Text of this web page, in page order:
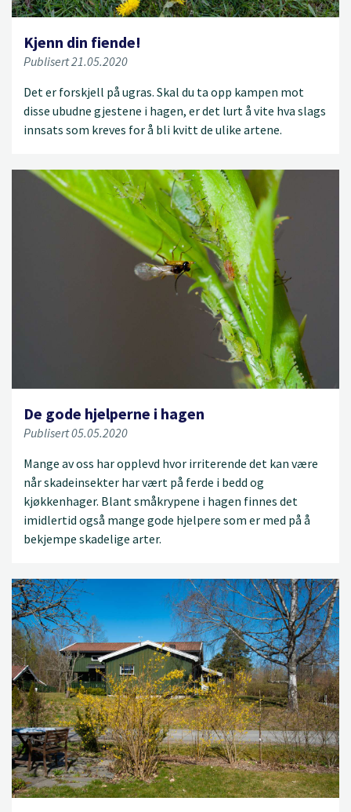
Kjenn din fiende!
Publisert 21.05.2020
Det er forskjell på ugras. Skal du ta opp kampen mot
disse ubudne gjestene i hagen, er det lurt å vite hva slags
innsats som kreves for å bli kvitt de ulike artene.
De gode hjelperne i hagen
Publisert 05.05.2020
Mange av oss har opplevd hvor irriterende det kan være
når skadeinsekter har vært på ferde i bedd og
kjøkkenhager. Blant småkrypene i hagen finnes det
imidlertid også mange gode hjelpere som er med på å
bekjempe skadelige arter.